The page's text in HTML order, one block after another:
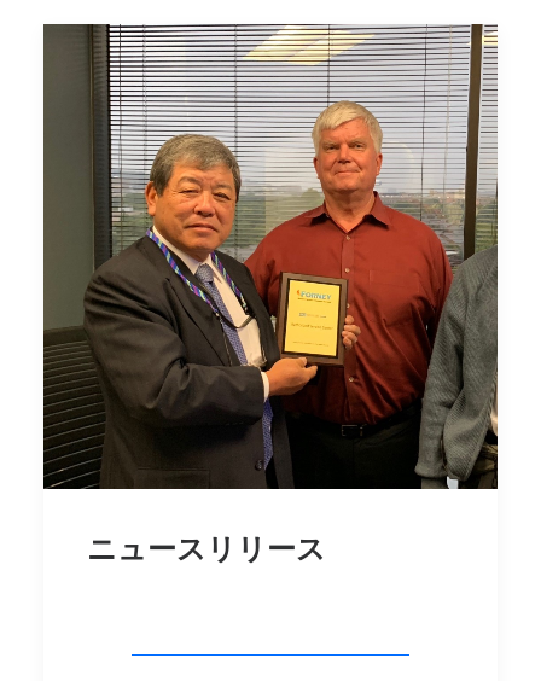
ニュースリリース